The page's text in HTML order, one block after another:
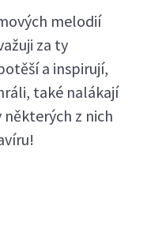
melodií
za ty
a inspirují,
také nalákají
některých z nich